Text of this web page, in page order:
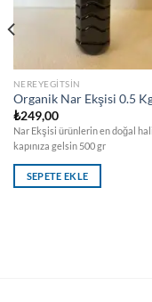
NEREYEGITSIN
Organik Nar Ekşisi 0.5
₺249,00
Nar Ekşisi ürünlerin en doğal hali
kapınıza gelsin 500 gr
SEPETE EKLE